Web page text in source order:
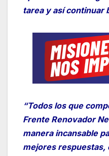
tarea y así continuar
“Todos los que
Frente Renovador
manera incansable
mejores respuestas,